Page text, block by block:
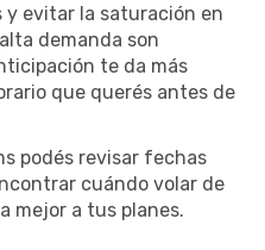
evitar la saturación en
demanda son
te da más
que querés antes de
podés revisar fechas
cuándo volar de
mejor a tus planes.